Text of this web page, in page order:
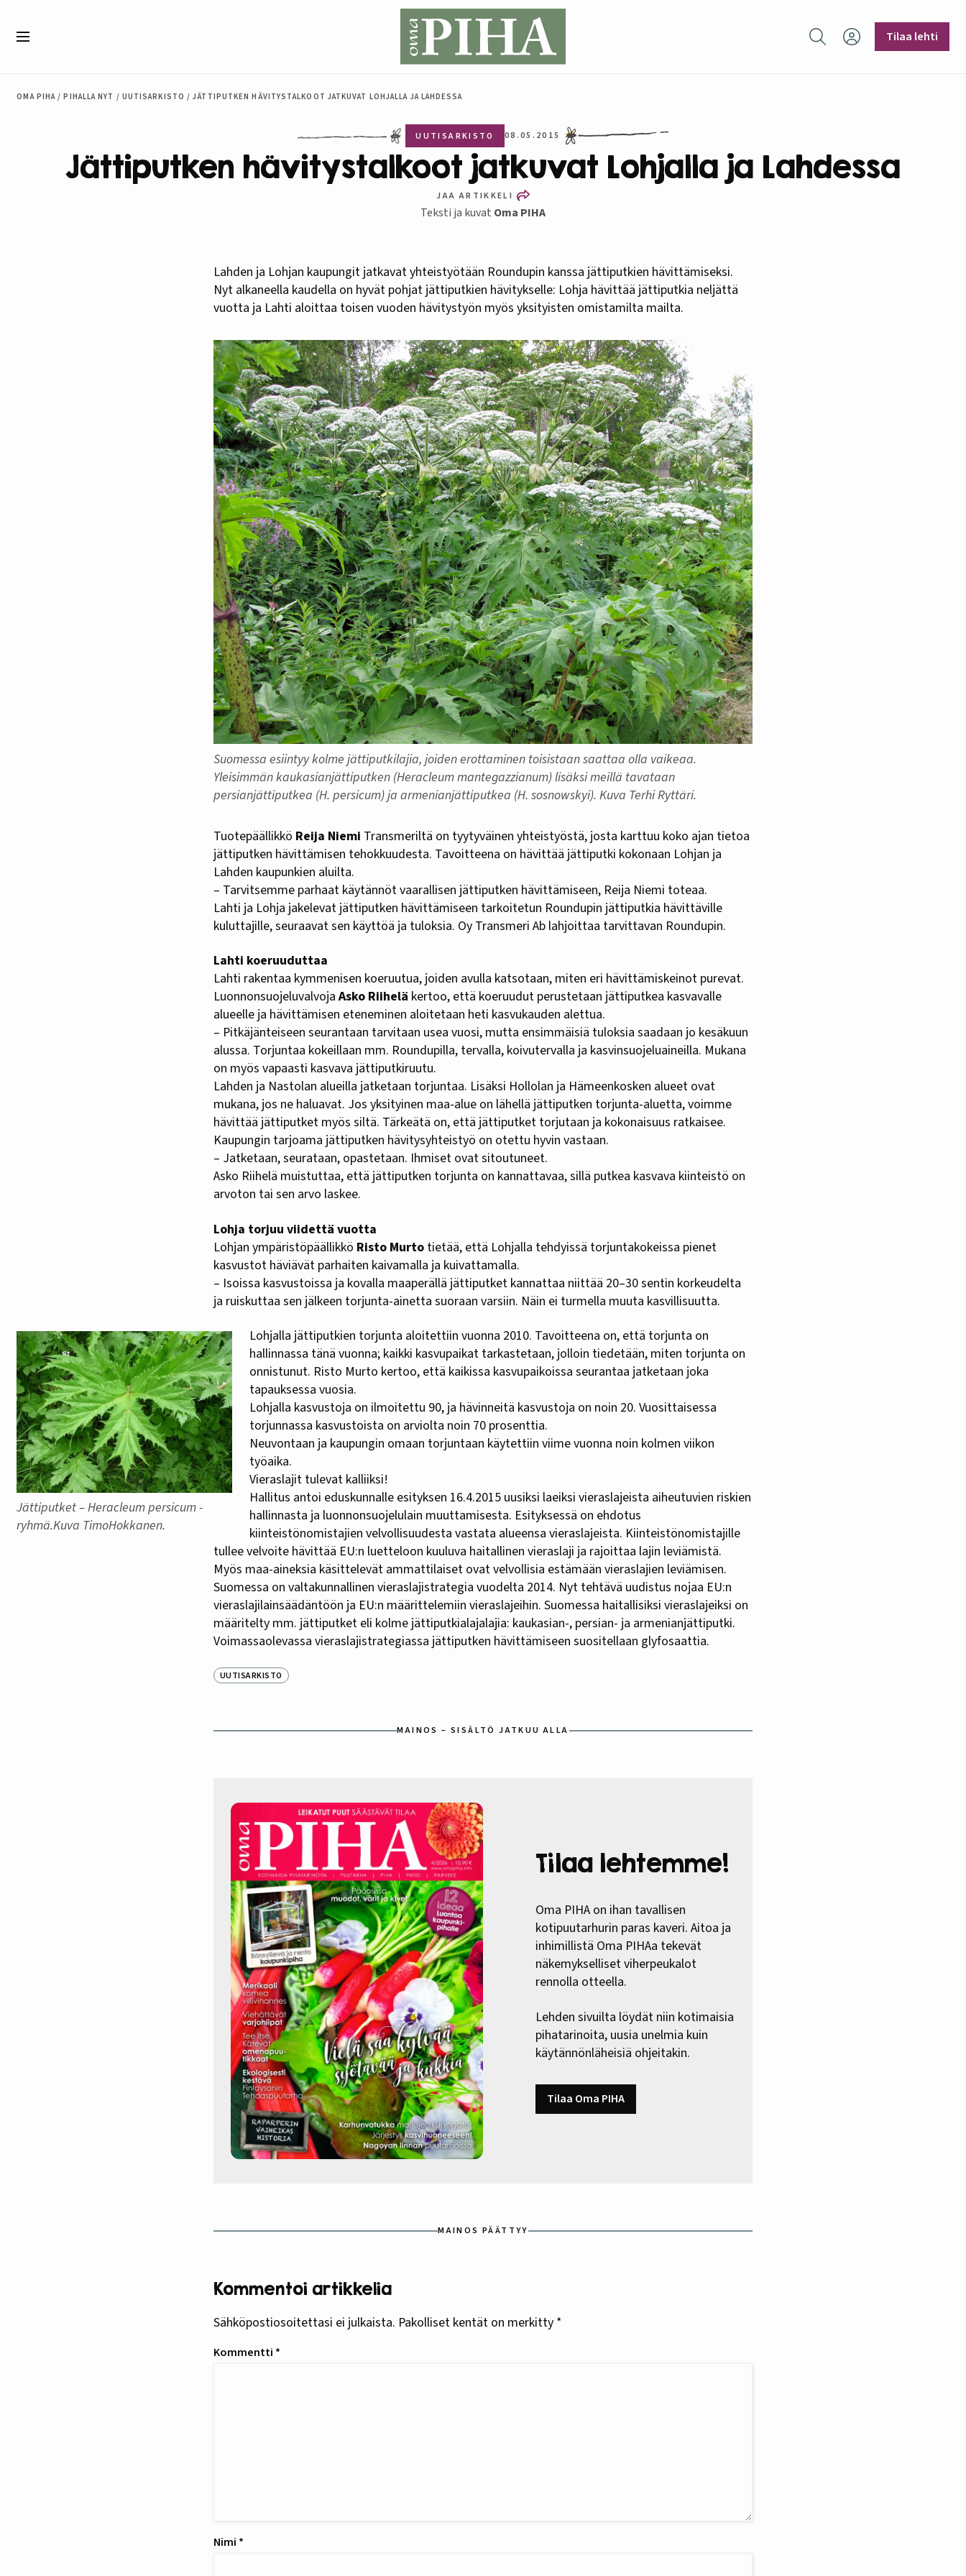
Hae sivustolta
Tilaa lehti
OMA PIHA / PIHALLA NYT / UUTISARKISTO / JÄTTIPUTKEN HÄVITYSTALKOOT JATKUVAT LOHJALLA JA LAHDESSA
UUTISARKISTO 08.05.2015
Jättiputken hävitystalkoot jatkuvat Lohjalla ja Lahdessa
JAA ARTIKKELI
Teksti ja kuvat Oma PIHA
Lahden ja Lohjan kaupungit jatkavat yhteistyötään Roundupin kanssa jättiputkien hävittämiseksi.
Nyt alkaneella kaudella on hyvät pohjat jättiputkien hävitykselle: Lohja hävittää jättiputkia neljättä
vuotta ja Lahti aloittaa toisen vuoden hävitystyön myös yksityisten omistamilta mailta.
Suomessa esiintyy kolme jättiputkilajia, joiden erottaminen toisistaan saattaa olla vaikeaa.
Yleisimmän kaukasianjättiputken (Heracleum mantegazzianum) lisäksi meillä tavataan
persianjättiputkea (H. persicum) ja armenianjättiputkea (H. sosnowskyi). Kuva Terhi Ryttäri.
Tuotepäällikkö Reija Niemi Transmeriltä on tyytyväinen yhteistyöstä, josta karttuu koko ajan tietoa
jättiputken hävittämisen tehokkuudesta. Tavoitteena on hävittää jättiputki kokonaan Lohjan ja
Lahden kaupunkien aluilta.
– Tarvitsemme parhaat käytännöt vaarallisen jättiputken hävittämiseen, Reija Niemi toteaa.
Lahti ja Lohja jakelevat jättiputken hävittämiseen tarkoitetun Roundupin jättiputkia hävittäville
kuluttajille, seuraavat sen käyttöä ja tuloksia. Oy Transmeri Ab lahjoittaa tarvittavan Roundupin.
Lahti koeruuduttaa
Lahti rakentaa kymmenisen koeruutua, joiden avulla katsotaan, miten eri hävittämiskeinot purevat.
LuonnonsuojeluvalvojaAsko Riihelä kertoo, että koeruudut perustetaan jättiputkea kasvavalle
alueelle ja hävittämisen eteneminen aloitetaan heti kasvukauden alettua.
– Pitkäjänteiseen seurantaan tarvitaan usea vuosi, mutta ensimmäisiä tuloksia saadaan jo kesäkuun
alussa. Torjuntaa kokeillaan mm. Roundupilla, tervalla, koivutervalla ja kasvinsuojeluaineilla. Mukana
on myös vapaasti kasvava jättiputkiruutu.
Lahden ja Nastolan alueilla jatketaan torjuntaa. Lisäksi Hollolan ja Hämeenkosken alueet ovat
mukana, jos ne haluavat. Jos yksityinen maa-alue on lähellä jättiputken torjunta-aluetta, voimme
hävittää jättiputket myös siltä. Tärkeätä on, että jättiputket torjutaan ja kokonaisuus ratkaisee.
Kaupungin tarjoama jättiputken hävitysyhteistyö on otettu hyvin vastaan.
– Jatketaan, seurataan, opastetaan. Ihmiset ovat sitoutuneet.
Asko Riihelä muistuttaa, että jättiputken torjunta on kannattavaa, sillä putkea kasvava kiinteistö on
arvoton tai sen arvo laskee.
Lohja torjuu viidettä vuotta
Lohjan ympäristöpäällikkö Risto Murto tietää, että Lohjalla tehdyissä torjuntakokeissa pienet
kasvustot häviävät parhaiten kaivamalla ja kuivattamalla.
– Isoissa kasvustoissa ja kovalla maaperällä jättiputket kannattaa niittää 20–30 sentin korkeudelta
ja ruiskuttaa sen jälkeen torjunta-ainetta suoraan varsiin. Näin ei turmella muuta kasvillisuutta.
Jättiputket – Heracleum persicum -
ryhmä.Kuva TimoHokkanen.
Lohjalla jättiputkien torjunta aloitettiin vuonna 2010. Tavoitteena on, että torjunta on
hallinnassa tänä vuonna; kaikki kasvupaikat tarkastetaan, jolloin tiedetään, miten torjunta on
onnistunut. Risto Murto kertoo, että kaikissa kasvupaikoissa seurantaa jatketaan joka
tapauksessa vuosia.
Lohjalla kasvustoja on ilmoitettu 90, ja hävinneitä kasvustoja on noin 20. Vuosittaisessa
torjunnassa kasvustoista on arviolta noin 70 prosenttia.
Neuvontaan ja kaupungin omaan torjuntaan käytettiin viime vuonna noin kolmen viikon
työaika.
Vieraslajit tulevat kalliiksi!
Hallitus antoi eduskunnalle esityksen 16.4.2015 uusiksi laeiksi vieraslajeista aiheutuvien riskien
hallinnasta ja luonnonsuojelulain muuttamisesta. Esityksessä on ehdotus
kiinteistönomistajien velvollisuudesta vastata alueensa vieraslajeista. Kiinteistönomistajille
tullee velvoite hävittää EU:n luetteloon kuuluva haitallinen vieraslaji ja rajoittaa lajin leviämistä.
Myös maa-aineksia käsittelevät ammattilaiset ovat velvollisia estämään vieraslajien leviämisen.
Suomessa on valtakunnallinen vieraslajistrategia vuodelta 2014. Nyt tehtävä uudistus nojaa EU:n
vieraslajilainsäädäntöön ja EU:n määrittelemiin vieraslajeihin. Suomessa haitallisiksi vieraslajeiksi on
määritelty mm. jättiputket eli kolme jättiputkialajalajia: kaukasian-, persian- ja armenianjättiputki.
Voimassaolevassa vieraslajistrategiassa jättiputken hävittämiseen suositellaan glyfosaattia.
UUTISARKISTO
MAINOS – SISÄLTÖ JATKUU ALLA
Tilaa lehtemme!
Oma PIHA on ihan tavallisen
kotipuutarhurin paras kaveri. Aitoa ja
inhimillistä Oma PIHAa tekevät
näkemykselliset viherpeukalot
rennolla otteella.
Lehden sivuilta löydät niin kotimaisia
pihatarinoita, uusia unelmia kuin
käytännönläheisiä ohjeitakin.
Tilaa Oma PIHA
MAINOS PÄÄTTYY
Kommentoi artikkelia
Sähköpostiosoitettasi ei julkaista. Pakolliset kentät on merkitty *
Kommentti *
Nimi *